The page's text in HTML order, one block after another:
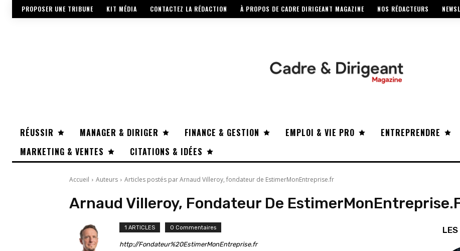
PROPOSER UNE TRIBUNE KIT MÉDIA CONTACTEZ LA RÉDACTION À PROPOS DE CADRE DIRIGEANT MAGAZINE NOS RÉDACTEURS
RÉUSSIR MANAGER & DIRIGER FINANCE & GESTION EMPLOI & VIE PRO ENTREPRENDRE
MARKETING & VENTES
CITATIONS & IDÉES
Accueil Auteurs Articles postés par Arnaud Villeroy, fondateur de EstimerMonEntreprise.fr
Arnaud Villeroy, Fondateur De
1 ARTICLES 0 Commentaires
http://Fondateur%20EstimerMonEntreprise.fr